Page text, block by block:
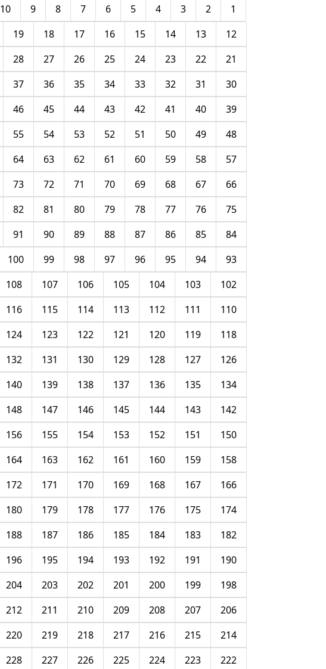
1
2
3
4
5
6
7
8
9
10
12
13
14
15
16
17
18
19
21
22
23
24
25
26
27
28
30
31
32
33
34
35
36
37
39
40
41
42
43
44
45
46
48
49
50
51
52
53
54
55
57
58
59
60
61
62
63
64
66
67
68
69
70
71
72
73
75
76
77
78
79
80
81
82
84
85
86
87
88
89
90
91
93
94
95
96
97
98
99
100
102
103
104
105
106
107
108
110
111
112
113
114
115
116
118
119
120
121
122
123
124
126
127
128
129
130
131
132
134
135
136
137
138
139
140
142
143
144
145
146
147
148
150
151
152
153
154
155
156
158
159
160
161
162
163
164
166
167
168
169
170
171
172
174
175
176
177
178
179
180
182
183
184
185
186
187
188
190
191
192
193
194
195
196
198
199
200
201
202
203
204
206
207
208
209
210
211
212
214
215
216
217
218
219
220
222
223
224
225
226
227
228